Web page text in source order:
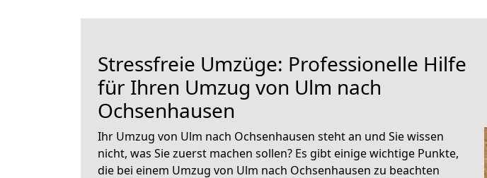
Stressfreie Umzüge: Professionelle Hilfe
für Ihren Umzug von Ulm nach
Ochsenhausen
Ihr Umzug von Ulm nach Ochsenhausen steht an und Sie wissen
nicht, was Sie zuerst machen sollen? Es gibt einige wichtige Punkte,
die bei einem Umzug von Ulm nach Ochsenhausen zu beachten